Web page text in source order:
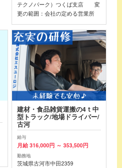
テクノパーク）つくば支店 変
更の範囲：会社の定める営業所
建材・食品雑貨運搬の4ｔ中
型トラック/地場ドライバー/
古河
給与
月給 316,000円 ～ 353,500円
勤務地
茨城県古河市中田2359